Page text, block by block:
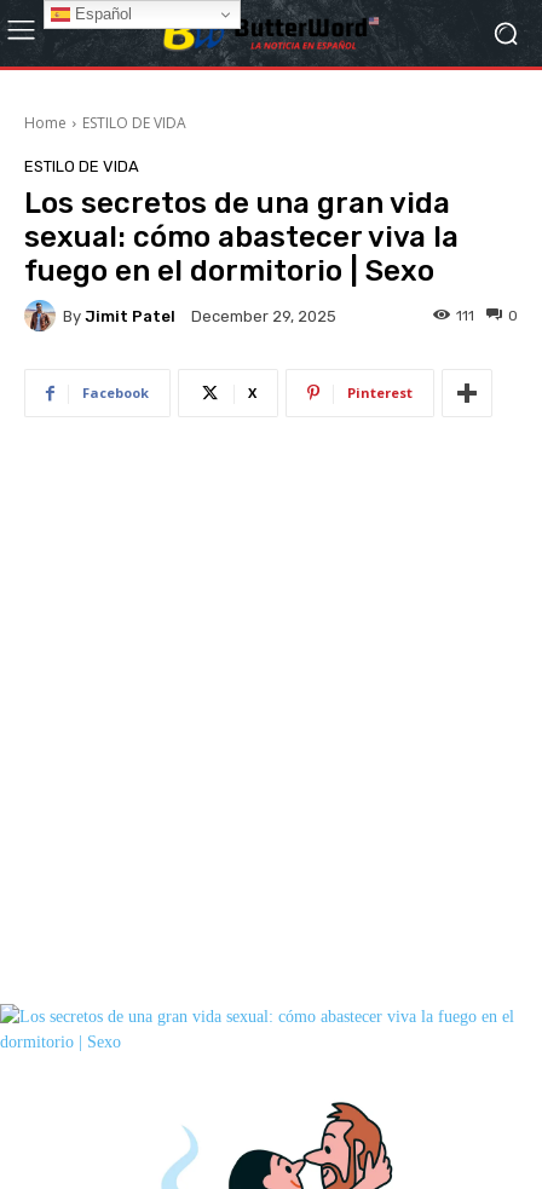
Home ESTILO DE VIDA
ESTILO DE VIDA
Los secretos de una gran vida
sexual: cómo abastecer viva la
fuego en el dormitorio | Sexo
By Jimit Patel December 29, 2025 0
111
Facebook X Pinterest
Español